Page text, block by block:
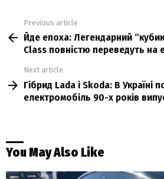
more
Previous article
Йде епоха: Легендарний
Class повністю переведуть на
Next article
Гібрид Lada і Skoda: В Україні
електромобіль 90-х років
You May Also Like